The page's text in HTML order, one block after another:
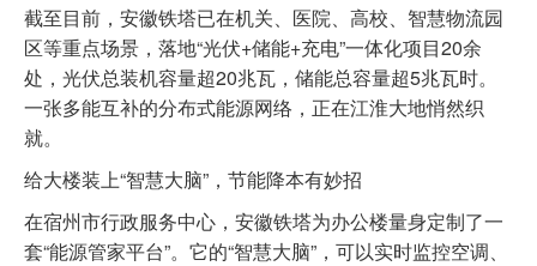
截至目前，安徽铁塔已在机关、医院、高校、智慧物流园
区等重点场景，落地“光伏+储能+充电”一体化项目20余
处，光伏总装机容量超20兆瓦，储能总容量超5兆瓦时。
一张多能互补的分布式能源网络，正在江淮大地悄然织
就。
给大楼装上“智慧大脑”，节能降本有妙招
在宿州市行政服务中心，安徽铁塔为办公楼量身定制了一
套“能源管家平台”。它的“智慧大脑”，可以实时监控空调、